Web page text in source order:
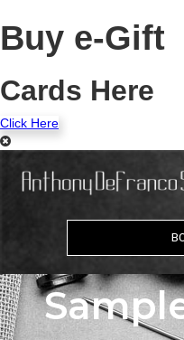
Buy e-Gift
Cards Here
Click Here